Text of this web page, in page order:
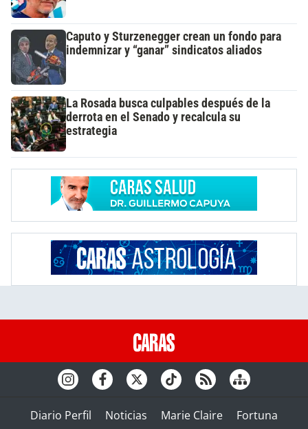
Caputo y Sturzenegger crean un fondo para
indemnizar y “ganar” sindicatos aliados
La Rosada busca culpables después de la
derrota en el Senado y recalcula su
estrategia
Diario Perfil Noticias Marie Claire Fortuna